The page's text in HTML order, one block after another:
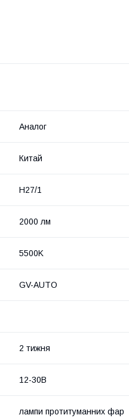
Аналог
Китай
H27/1
2000 лм
5500K
GV-AUTO
2 тижня
12-30В
лампи протитуманних фар